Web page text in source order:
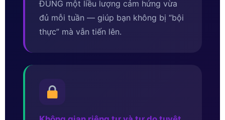
ĐÚNG một liều lượng cảm hứng vừa
đủ mỗi tuần — giúp bạn không bị “bội
thực” mà vẫn tiến lên.